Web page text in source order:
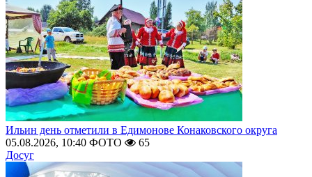
Ильин день отметили в Едимонове Конаковского округа
05.08.2026, 10:40 ФОТО
65
Досуг